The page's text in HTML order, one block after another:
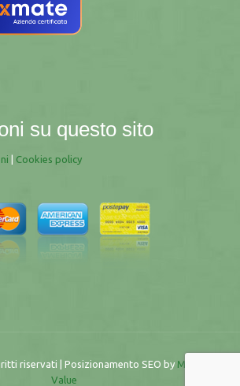
su questo sito
Cookies policy
riservati | Posizionamento SEO by More
Value